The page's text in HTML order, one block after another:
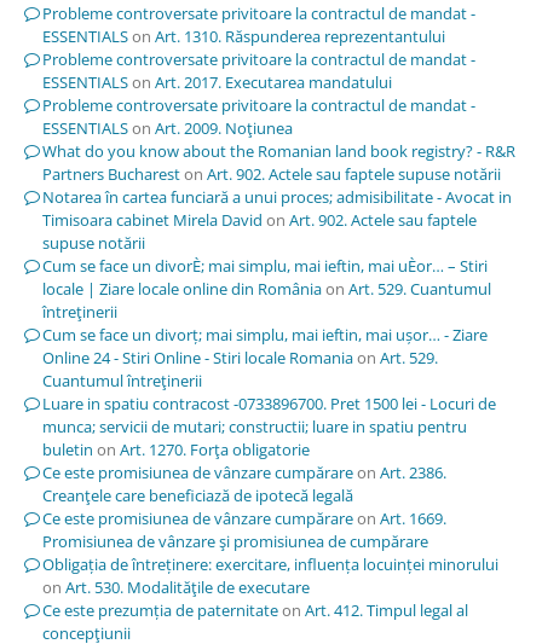
Probleme controversate privitoare la contractul de mandat -
ESSENTIALSon Art. 1310. Răspunderea reprezentantului
Probleme controversate privitoare la contractul de mandat -
ESSENTIALSon Art. 2017. Executarea mandatului
Probleme controversate privitoare la contractul de mandat -
ESSENTIALSon Art. 2009. Noţiunea
What do you know about the Romanian land book registry? - R&R
Partners Buchareston Art. 902. Actele sau faptele supuse notării
Notarea în cartea funciară a unui proces; admisibilitate - Avocat in
Timisoara cabinet Mirela David on Art. 902. Actele sau faptele
supuse notării
Cum se face un divorÈ; mai simplu, mai ieftin, mai uÈor… – Stiri
locale | Ziare locale online din Româniaon Art. 529. Cuantumul
întreţinerii
Cum se face un divorț; mai simplu, mai ieftin, mai ușor… - Ziare
Online 24 - Stiri Online - Stiri locale Romaniaon Art. 529.
Cuantumul întreţinerii
Luare in spatiu contracost -0733896700. Pret 1500 lei - Locuri de
munca; servicii de mutari; constructii; luare in spatiu pentru
buletin on Art. 1270. Forţa obligatorie
Ce este promisiunea de vânzare cumpărareon Art. 2386.
Creanţele care beneficiază de ipotecă legală
Ce este promisiunea de vânzare cumpărareon Art. 1669.
Promisiunea de vânzare şi promisiunea de cumpărare
Obligația de întreținere: exercitare, influența locuinței minorului
on Art. 530. Modalităţile de executare
Ce este prezumția de paternitateon Art. 412. Timpul legal al
concepţiunii